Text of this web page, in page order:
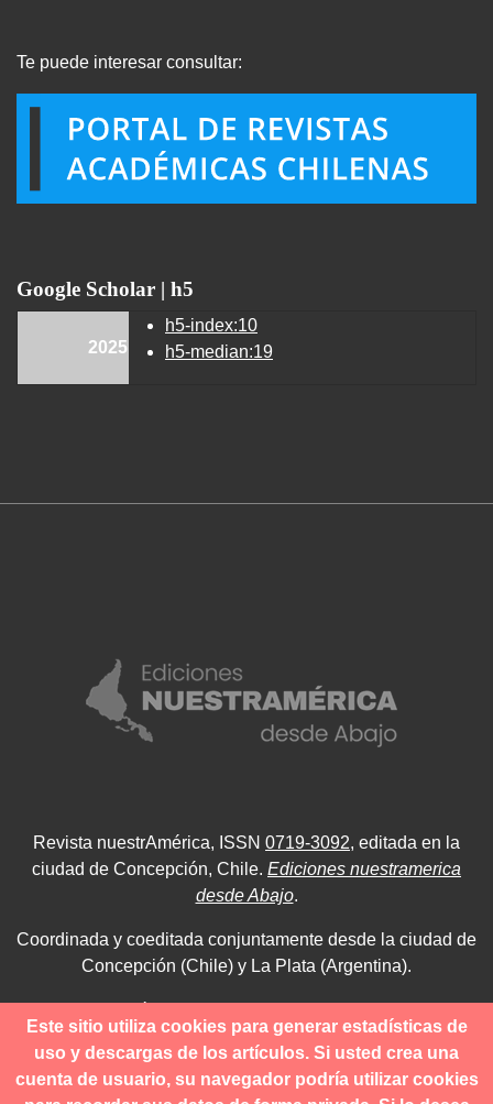
Te puede interesar consultar:
Google Scholar | h5
2025
h5-index:10
h5-median:19
Revista nuestrAmérica, ISSN 0719-3092, editada en la
ciudad de Concepción, Chile. Ediciones nuestramerica
desde Abajo.
Coordinada y coeditada conjuntamente desde la ciudad de
Concepción (Chile) y La Plata (Argentina).
contacto@revistanuestramerica.cl
Toda comunicación respecto a los envíos se deben realizar
Este sitio utiliza cookies para generar estadísticas de
uso y descargas de los artículos. Si usted crea una
cuenta de usuario, su navegador podría utilizar cookies